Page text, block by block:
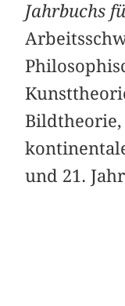
Jahrbuchs
und 21.